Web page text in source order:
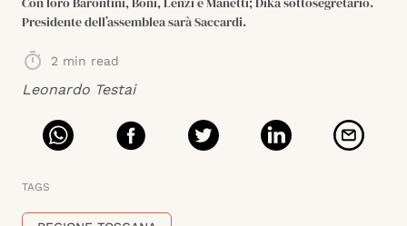
Presidente dell’assemblea sarà Saccardi.
2 min read
Leonardo Testai
TAGS